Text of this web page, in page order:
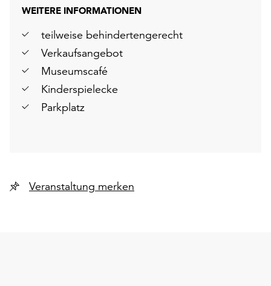
WEITERE INFORMATIONEN
teilweise behindertengerecht
Verkaufsangebot
Museumscafé
Kinderspielecke
Parkplatz
Veranstaltung merken